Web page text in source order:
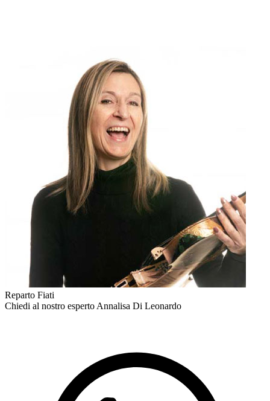
Reparto Fiati
Chiedi al nostro espertoAnnalisa Di Leonardo